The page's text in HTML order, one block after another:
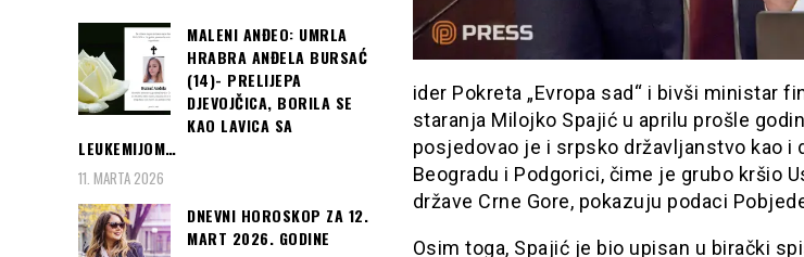
ider Pokreta „Evropa sad“ i bivši ministar
staranja Milojko Spajić u aprilu prošle
posjedovao je i srpsko državljanstvo kao i
Beogradu i Podgorici, čime je grubo kršio
države Crne Gore, pokazuju podaci
Osim toga, Spajić je bio upisan u birački
MALENI ANĐEO: UMRLA
HRABRA ANĐELA BURSAĆ
(14)- PRELIJEPA
DJEVOJČICA, BORILA SE
KAO LAVICA SA
LEUKEMIJOM…
11. MARTA 2026
DNEVNI HOROSKOP ZA 12.
MART 2026. GODINE